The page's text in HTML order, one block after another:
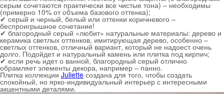
серым сочетаются практически все чистые тона) – необходимы
(примерно 10% от объема базового оттенка);
✔ серый и черный, белый или оттенки коричневого –
беспроигрышное сочетание!
✔ благородный серый «любит» натуральные материалы: дерево и
керамика светлых оттенков, имитирующая дерево, особенно –
светлых оттенков, отличный вариант, который не надоест очень
долго. Подойдет и натуральный камень или плитка под кирпич;
✔ если речь идет о ванной, благородный серый отлично
обрамляет элементы декора, например – панно.
Плитка коллекции Juliette создана для того, чтобы создать
спокойный, но ярко-индивидуальный интерьер с интересными
акцентными деталями.